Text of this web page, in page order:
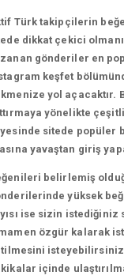
Türk takipçilerin
dikkat çekici
gönderiler en
keşfet
yol açacaktır.
yönelikte çeşitli
sitede popüler
yavaştan giriş
belirlemiş
yüksek
ise sizin istediğiniz
özgür kalarak
içinde